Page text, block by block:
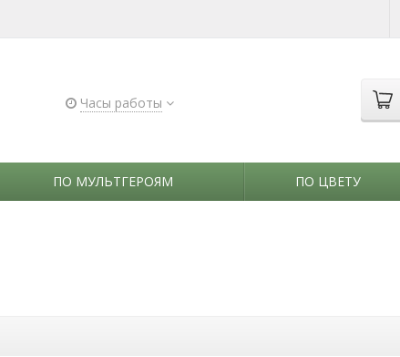
Часы работы
ПО МУЛЬТГЕРОЯМ ПО ЦВЕТУ